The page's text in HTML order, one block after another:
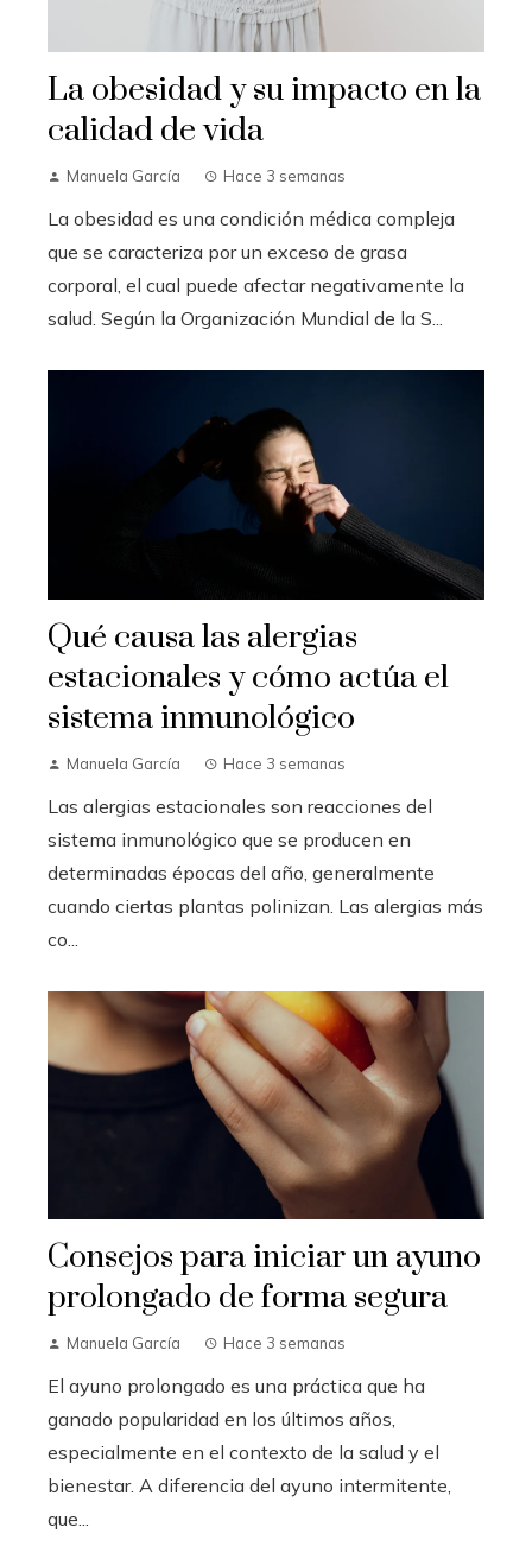
La obesidad y su impacto en la
calidad de vida
Manuela García Hace 3 semanas
La obesidad es una condición médica compleja
que se caracteriza por un exceso de grasa
corporal, el cual puede afectar negativamente la
salud. Según la Organización Mundial de la S...
Qué causa las alergias
estacionales y cómo actúa el
sistema inmunológico
Manuela García Hace 3 semanas
Las alergias estacionales son reacciones del
sistema inmunológico que se producen en
determinadas épocas del año, generalmente
cuando ciertas plantas polinizan. Las alergias más
co...
Consejos para iniciar un ayuno
prolongado de forma segura
Manuela García Hace 3 semanas
El ayuno prolongado es una práctica que ha
ganado popularidad en los últimos años,
especialmente en el contexto de la salud y el
bienestar. A diferencia del ayuno intermitente,
que...